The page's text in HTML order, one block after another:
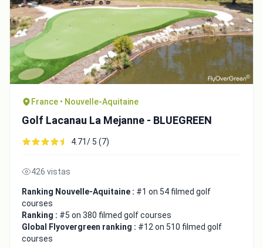
France • Nouvelle-Aquitaine
Golf Lacanau La Mejanne - BLUEGREEN
4.71/ 5 (7)
426 vistas
Ranking Nouvelle-Aquitaine : #1 on 54 filmed golf
courses
Ranking : #5 on 380 filmed golf courses
Global Flyovergreen ranking : #12 on 510 filmed golf
courses